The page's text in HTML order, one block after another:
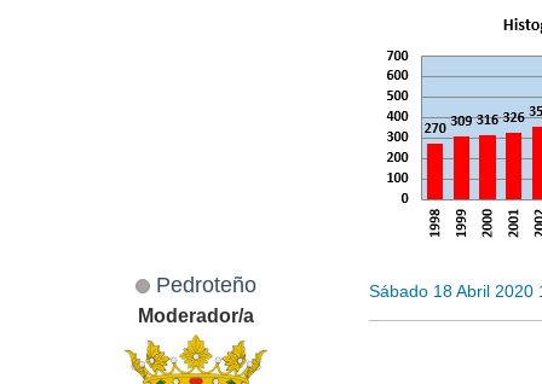
Pedroteño
Moderador/a
Sábado 18 Abril 2020